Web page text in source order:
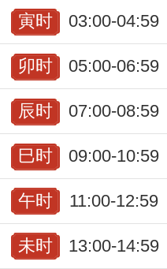
寅时 03:00-04:59
卯时 05:00-06:59
辰时 07:00-08:59
巳时 09:00-10:59
午时 11:00-12:59
未时 13:00-14:59